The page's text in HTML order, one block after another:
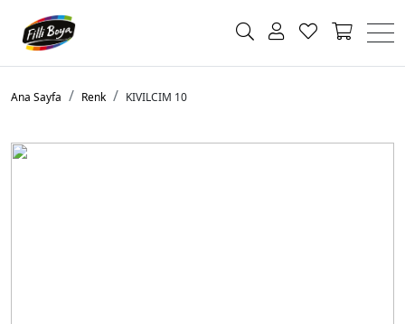
Ana Sayfa Renk KIVILCIM 10